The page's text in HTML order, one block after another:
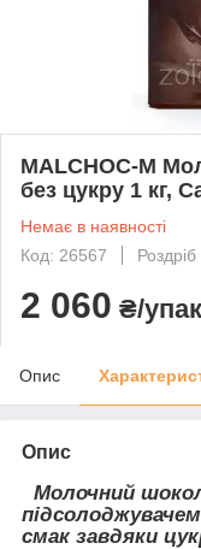
MALCHOC-M
без цукру 1 кг,
Немає в наявності
Код: 26567
Роздріб
2 060 ₴/
Опис
Опис
Молочний
смак завдяки